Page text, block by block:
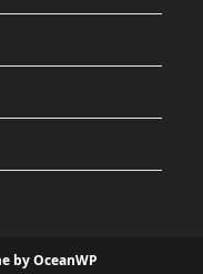
by OceanWP